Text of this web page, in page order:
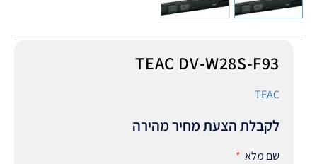
TEAC DV-W28S-F93
TEAC
לקבלת הצעת מחיר מהירה
שם מלא